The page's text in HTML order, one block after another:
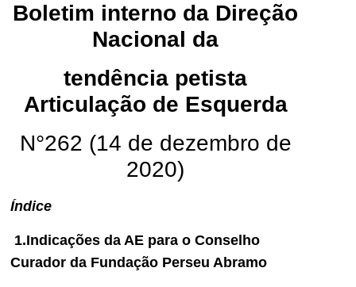
Boletim interno da Direção
Nacional da
tendência petista
Articulação de Esquerda
N°262 (14 de dezembro de
2020)
Índice
1.Indicações da AE para o Conselho
Curador da Fundação Perseu Abramo